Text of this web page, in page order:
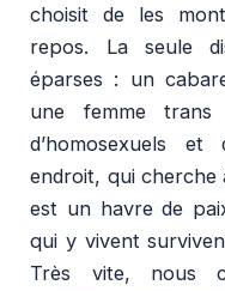
choisit de les
repos. La seule
éparses : un
une femme trans
d’homosexuels et
endroit, qui cherche
est un havre de
qui y vivent
Très vite, nous